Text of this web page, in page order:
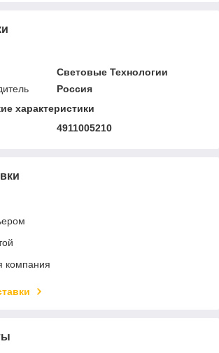
Световые Технологии
Россия
характеристики
4911005210
компания